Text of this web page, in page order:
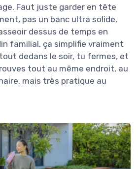
Faut juste garder en tête
pas un banc ultra solide,
dessus de temps en
familial, ça simplifie vraiment
dedans le soir, tu fermes, et
tout au même endroit, au
mais très pratique au